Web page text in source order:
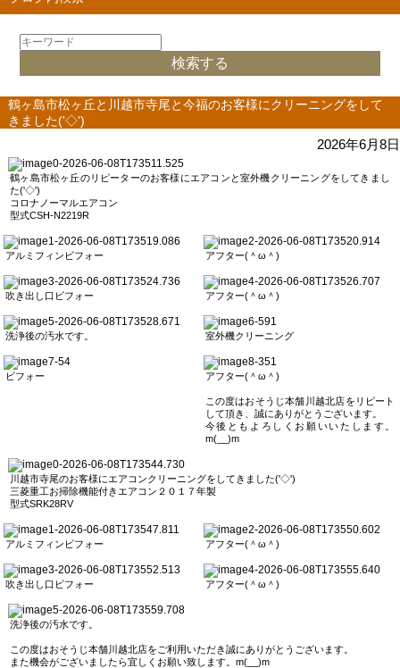
鶴ヶ島市松ヶ丘と川越市寺尾と今福のお客様にクリーニングをして
きました('◇')ゞ
2026年6月8日
鶴ヶ島市松ヶ丘のリピーターのお客様にエアコンと室外機クリーニングをしてきまし
た('◇')ゞ
コロナノーマルエアコン
型式CSH-N2219R
アルミフィンビフォー アフター(＾ω＾)
吹き出し口ビフォー アフター(＾ω＾)
洗浄後の汚水です。 室外機クリーニング
ビフォー アフター(＾ω＾)
この度はおそうじ本舗川越北店をリピート
して頂き、誠にありがとうございます。
今後ともよろしくお願いいたします。
m(__)m
川越市寺尾のお客様にエアコンクリーニングをしてきました('◇')ゞ
三菱重工お掃除機能付きエアコン２０１７年製
型式SRK28RV
アルミフィンビフォー アフター(＾ω＾)
吹き出し口ビフォー アフター(＾ω＾)
洗浄後の汚水です。
この度はおそうじ本舗川越北店をご利用いただき誠にありがとうございます。
また機会がございましたら宜しくお願い致します。m(__)m